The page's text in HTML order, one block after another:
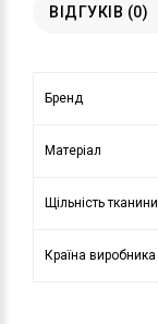
ВІДГУКІВ (0)
Бренд
Матеріал
Щільність тканини
Країна виробника